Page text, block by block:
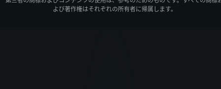
よび著作権はそれぞれの所有者に帰属します。